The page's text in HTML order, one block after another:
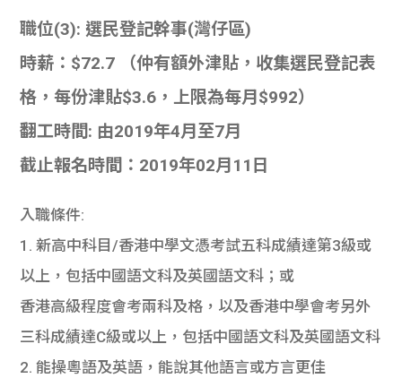
職位(3): 選民登記幹事(灣仔區)
時薪：$72.7 （仲有額外津貼，收集選民登記表
格，每份津貼$3.6，上限為每月$992）
翻工時間: 由2019年4月至7月
截止報名時間：2019年02月11日
入職條件:
1. 新高中科目/香港中學文憑考試五科成績達第3級或
以上，包括中國語文科及英國語文科；或
香港高級程度會考兩科及格，以及香港中學會考另外
三科成績達C級或以上，包括中國語文科及英國語文科
2. 能操粵語及英語，能說其他語言或方言更佳